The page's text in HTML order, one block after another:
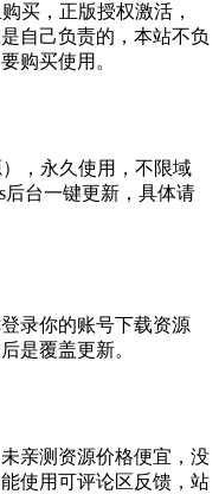
买，正版授权激活，
自己负责的，本站不负
购买使用。
，永久使用，不限域
后台一键更新，具体请
录你的账号下载资源
是覆盖更新。
亲测资源价格便宜，没
使用可评论区反馈，站